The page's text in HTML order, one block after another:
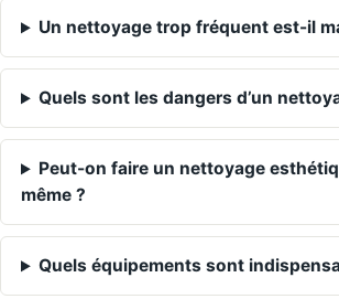
Un nettoyage trop fréquent est-il
Quels sont les dangers d’un
Peut-on faire un nettoyage
même ?
Quels équipements sont